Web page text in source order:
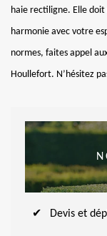
haie rectiligne. Elle
harmonie avec votre
normes, faites appel
Houllefort. N’hésitez
Devis et